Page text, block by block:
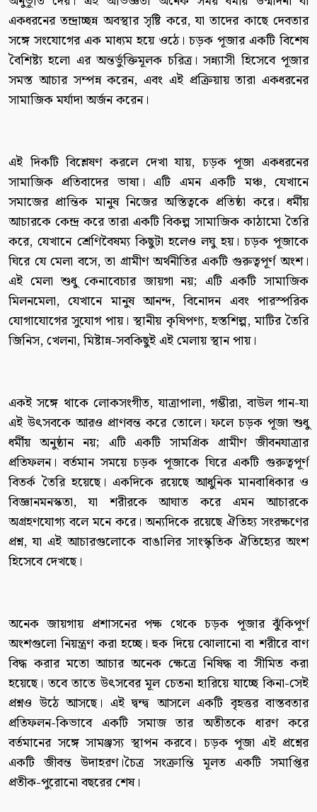
একধরনের তন্দ্রাচ্ছন্ন অবস্থার সৃষ্টি করে, যা তাদের কাছে দেবতার
সঙ্গে সংযোগের এক মাধ্যম হয়ে ওঠে। চড়ক পূজার একটি বিশেষ
বৈশিষ্ট্য হলো এর অন্তর্ভুক্তিমূলক চরিত্র। সন্ন্যাসী হিসেবে পূজার
সমস্ত আচার সম্পন্ন করেন, এবং এই প্রক্রিয়ায় তারা একধরনের
সামাজিক মর্যাদা অর্জন করেন।
এই দিকটি বিশ্লেষণ করলে দেখা যায়, চড়ক পূজা একধরনের
সামাজিক প্রতিবাদের ভাষা। এটি এমন একটি মঞ্চ, যেখানে
সমাজের প্রান্তিক মানুষ নিজের অস্তিত্বকে প্রতিষ্ঠা করে। ধর্মীয়
আচারকে কেন্দ্র করে তারা একটি বিকল্প সামাজিক কাঠামো তৈরি
করে, যেখানে শ্রেণিবৈষম্য কিছুটা হলেও লঘু হয়। চড়ক পূজাকে
ঘিরে যে মেলা বসে, তা গ্রামীণ অর্থনীতির একটি গুরুত্বপূর্ণ অংশ।
এই মেলা শুধু কেনাবেচার জায়গা নয়; এটি একটি সামাজিক
মিলনমেলা, যেখানে মানুষ আনন্দ, বিনোদন এবং পারস্পরিক
যোগাযোগের সুযোগ পায়। স্থানীয় কৃষিপণ্য, হস্তশিল্প, মাটির তৈরি
জিনিস, খেলনা, মিষ্টান্ন-সবকিছুই এই মেলায় স্থান পায়।
একই সঙ্গে থাকে লোকসংগীত, যাত্রাপালা, গম্ভীরা, বাউল গান-যা
এই উৎসবকে আরও প্রাণবন্ত করে তোলে। ফলে চড়ক পূজা শুধু
ধর্মীয় অনুষ্ঠান নয়; এটি একটি সামগ্রিক গ্রামীণ জীবনযাত্রার
প্রতিফলন। বর্তমান সময়ে চড়ক পূজাকে ঘিরে একটি গুরুত্বপূর্ণ
বিতর্ক তৈরি হয়েছে। একদিকে রয়েছে আধুনিক মানবাধিকার ও
বিজ্ঞানমনস্কতা, যা শরীরকে আঘাত করে এমন আচারকে
অগ্রহণযোগ্য বলে মনে করে। অন্যদিকে রয়েছে ঐতিহ্য সংরক্ষণের
প্রশ্ন, যা এই আচারগুলোকে বাঙালির সাংস্কৃতিক ঐতিহ্যের অংশ
হিসেবে দেখছে।
অনেক জায়গায় প্রশাসনের পক্ষ থেকে চড়ক পূজার ঝুঁকিপূর্ণ
অংশগুলো নিয়ন্ত্রণ করা হচ্ছে। হুক দিয়ে ঝোলানো বা শরীরে বাণ
বিদ্ধ করার মতো আচার অনেক ক্ষেত্রে নিষিদ্ধ বা সীমিত করা
হয়েছে। তবে তাতে উৎসবের মূল চেতনা হারিয়ে যাচ্ছে কিনা-সেই
প্রশ্নও উঠে আসছে। এই দ্বন্দ্ব আসলে একটি বৃহত্তর বাস্তবতার
প্রতিফলন-কিভাবে একটি সমাজ তার অতীতকে ধারণ করে
বর্তমানের সঙ্গে সামঞ্জস্য স্থাপন করবে। চড়ক পূজা এই প্রশ্নের
একটি জীবন্ত উদাহরণ।চৈত্র সংক্রান্তি মূলত একটি সমাপ্তির
প্রতীক-পুরোনো বছরের শেষ।